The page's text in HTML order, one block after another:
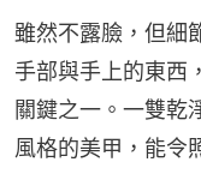
雖然不露臉，但細
手部與手上的東西
關鍵之一。一雙乾
風格的美甲，能令